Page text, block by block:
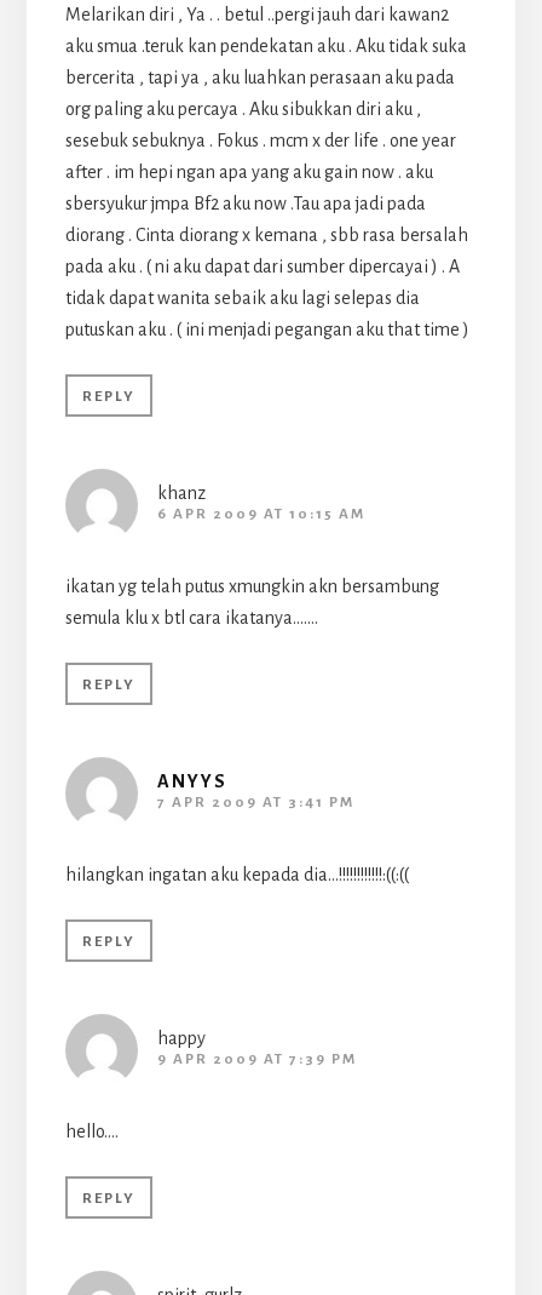
Melarikan diri , Ya . . betul ..pergi jauh dari kawan2
aku smua .teruk kan pendekatan aku . Aku tidak suka
bercerita , tapi ya , aku luahkan perasaan aku pada
org paling aku percaya . Aku sibukkan diri aku ,
sesebuk sebuknya . Fokus . mcm x der life . one year
after . im hepi ngan apa yang aku gain now . aku
sbersyukur jmpa Bf2 aku now .Tau apa jadi pada
diorang . Cinta diorang x kemana , sbb rasa bersalah
pada aku . ( ni aku dapat dari sumber dipercayai ) . A
tidak dapat wanita sebaik aku lagi selepas dia
putuskan aku . ( ini menjadi pegangan aku that time )
REPLY
khanz
6 APR 2009 AT 10:15 AM
ikatan yg telah putus xmungkin akn bersambung
semula klu x btl cara ikatanya…….
REPLY
ANYYS
7 APR 2009 AT 3:41 PM
hilangkan ingatan aku kepada dia…!!!!!!!!!!!!:((:((
REPLY
happy
9 APR 2009 AT 7:39 PM
hello….
REPLY